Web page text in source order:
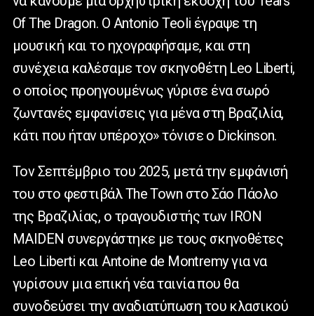
Of The Dragon. Ο Antonio Teoli έγραψε τη
μουσική και το ηχογραφήσαμε, και στη
συνέχεια καλέσαμε τον σκηνοθέτη Leo Liberti,
ο οποίος προηγουμένως γύρισε ένα σωρό
ζωντανές εμφανίσεις για μένα στη Βραζιλία,
κάτι που ήταν υπέροχο» τόνισε ο Dickinson.
Τον Σεπτέμβριο του 2025, μετά την εμφάνισή
του στο φεστιβάλ The Town στο Σάο Πάολο
της Βραζιλίας, ο τραγουδιστής των IRON
MAIDEN συνεργάστηκε με τους σκηνοθέτες
Leo Liberti και Antoine de Montremy για να
γυρίσουν μια επική νέα ταινία που θα
συνοδεύσει την αναδιατύπωση του κλασικού